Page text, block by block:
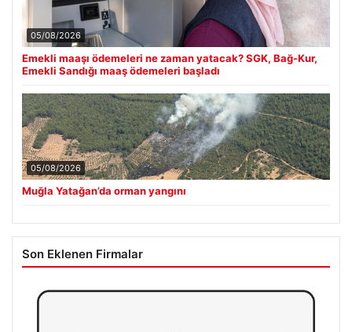
05/08/2026
Emekli maaşı ödemeleri ne zaman yatacak? SGK, Bağ-Kur,
Emekli Sandığı maaş ödemeleri başladı
05/08/2026
Muğla Yatağan’da orman yangını
Son Eklenen Firmalar